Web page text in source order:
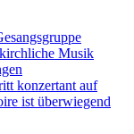
kirchliche Musik
konzertant auf
ist überwiegend